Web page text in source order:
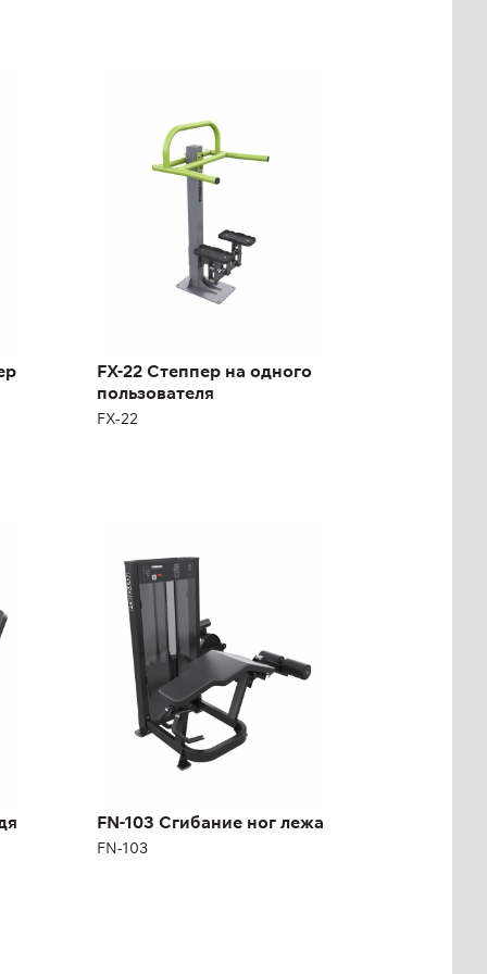
FX-22 Степпер на одного
пользователя
FX-22
75 см
150 см
110 см
FN-103 Сгибание ног лежа
FN-103
лежа
FN-103
89 см
Кол-во плит: